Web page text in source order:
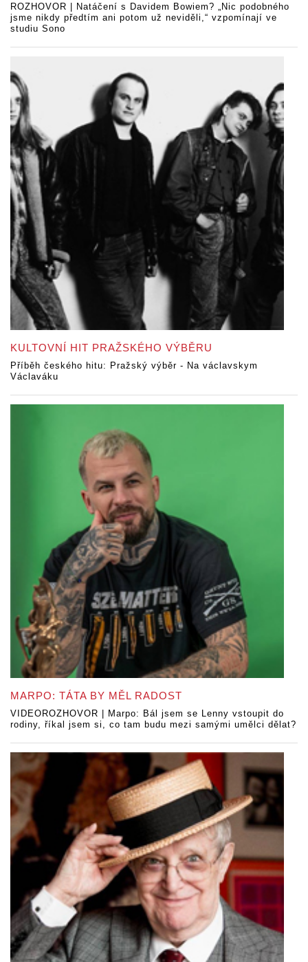
ROZHOVOR | Natáčení s Davidem Bowiem? „Nic podobného
jsme nikdy předtím ani potom už neviděli,“ vzpomínají ve
studiu Sono
KULTOVNÍ HIT PRAŽSKÉHO VÝBĚRU
Příběh českého hitu: Pražský výběr - Na václavskym
Václaváku
MARPO: TÁTA BY MĚL RADOST
VIDEOROZHOVOR | Marpo: Bál jsem se Lenny vstoupit do
rodiny, říkal jsem si, co tam budu mezi samými umělci dělat?